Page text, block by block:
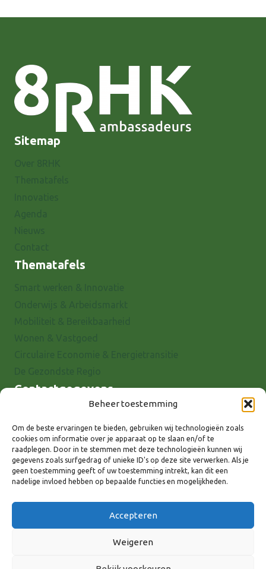
Beheer toestemming
Om de beste ervaringen te bieden, gebruiken wij technologieën zoals
cookies om informatie over je apparaat op te slaan en/of te
raadplegen. Door in te stemmen met deze technologieën kunnen wij
gegevens zoals surfgedrag of unieke ID's op deze site verwerken. Als je
geen toestemming geeft of uw toestemming intrekt, kan dit een
nadelige invloed hebben op bepaalde functies en mogelijkheden.
Accepteren
Weigeren
Sitemap
Thematafels
Contactgegevens
7001 EX Doetinchem
E-mail: info@8rhk.nl
Telefoonnummers
Privacyverklaring